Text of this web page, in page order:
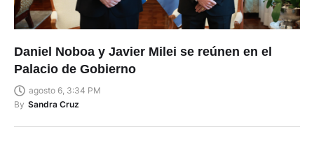
Daniel Noboa y Javier Milei se reúnen en el
Palacio de Gobierno
agosto 6, 3:34 PM
By Sandra Cruz